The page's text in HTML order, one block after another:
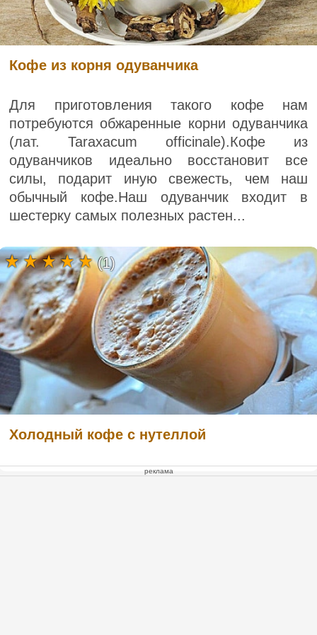
Кофе из корня одуванчика
Для приготовления такого кофе нам
потребуются обжаренные корни одуванчика
(лат. Taraxacum officinale).Кофе из
одуванчиков идеально восстановит все
силы, подарит иную свежесть, чем наш
обычный кофе.Наш одуванчик входит в
шестерку самых полезных растен...
Холодный кофе с нутеллой
(1)
реклама